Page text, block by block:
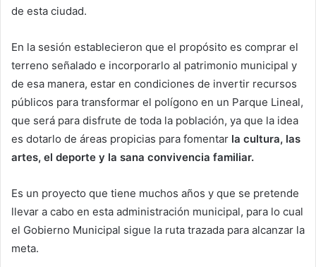
de esta ciudad.
En la sesión establecieron que el propósito es comprar el
terreno señalado e incorporarlo al patrimonio municipal y
de esa manera, estar en condiciones de invertir recursos
públicos para transformar el polígono en un Parque Lineal,
que será para disfrute de toda la población, ya que la idea
es dotarlo de áreas propicias para fomentar la cultura, las
artes, el deporte y la sana convivencia familiar.
Es un proyecto que tiene muchos años y que se pretende
llevar a cabo en esta administración municipal, para lo cual
el Gobierno Municipal sigue la ruta trazada para alcanzar la
meta.